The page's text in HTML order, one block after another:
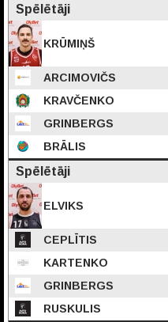
Spēlētāji
KRŪMIŅŠ
ARCIMOVIČS
KRAVČENKO
GRINBERGS
BRĀLIS
Spēlētāji
ELVIKS
CEPLĪTIS
KARTENKO
GRINBERGS
RUSKULIS